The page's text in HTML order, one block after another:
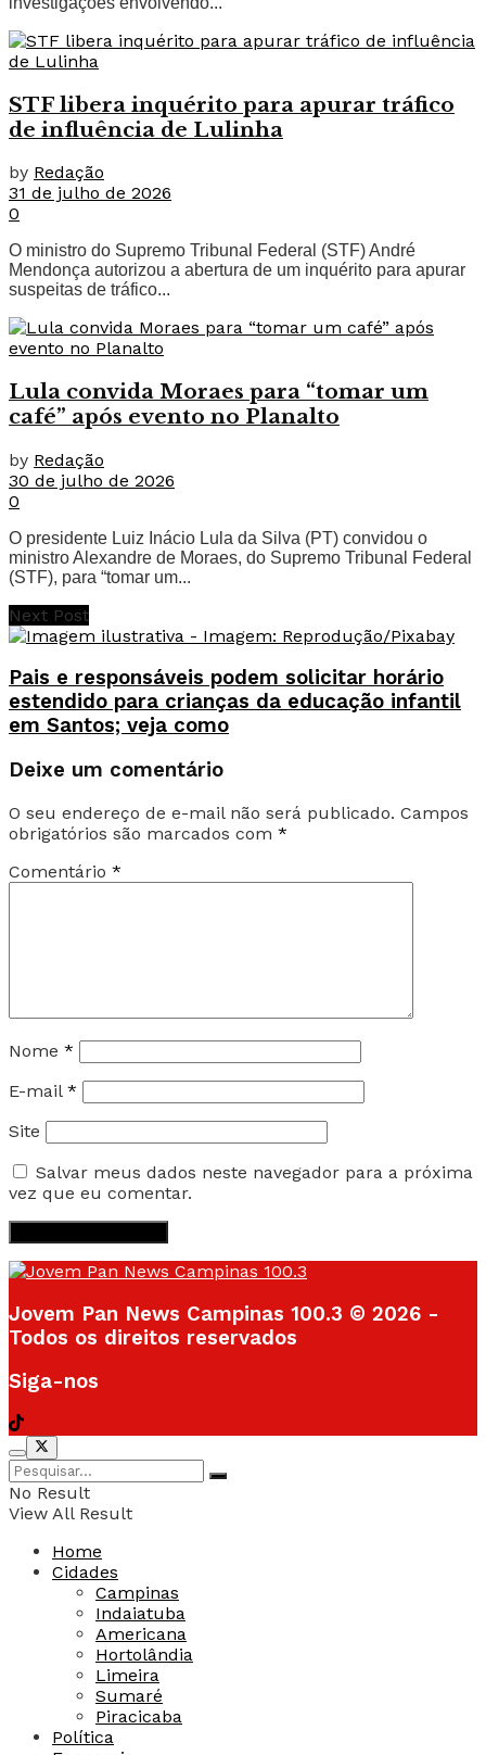
STF libera inquérito para apurar tráfico
de influência de Lulinha
by Redação
31 de julho de 2026
0
O ministro do Supremo Tribunal Federal (STF) André
Mendonça autorizou a abertura de um inquérito para apurar
suspeitas de tráfico...
Lula convida Moraes para “tomar um
café” após evento no Planalto
by Redação
30 de julho de 2026
0
O presidente Luiz Inácio Lula da Silva (PT) convidou o
ministro Alexandre de Moraes, do Supremo Tribunal Federal
(STF), para “tomar um...
Next Post
Pais e responsáveis podem solicitar horário
estendido para crianças da educação infantil
em Santos; veja como
Deixe um comentário
O seu endereço de e-mail não será publicado. Campos
obrigatórios são marcados com *
Comentário *
Nome *
E-mail *
Site
Salvar meus dados neste navegador para a próxima
vez que eu comentar.
Jovem Pan News Campinas 100.3 © 2026 -
Todos os direitos reservados
Siga-nos
No Result
View All Result
Home
Cidades
Campinas
Indaiatuba
Americana
Hortolândia
Limeira
Sumaré
Piracicaba
Política